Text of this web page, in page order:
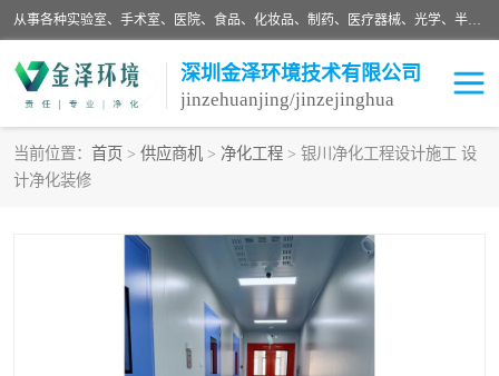
从事各种实验室、手术室、医院、食品、化妆品、制药、医疗器械、光学、半导体、精密电子等无尘车间行业的洁净车间装修设计、净化设备、恒温恒湿空调的设计制作与安装、净化系统工程项目施工及其技术支持服务。
深圳金泽环境技术有限公司
jinzehuanjing/jinzejinghua
当前位置： 首页 > 供应商机 > 净化工程 > 银川净化工程设计施工 设
计净化装修
耗材
实验室净化
GMP车间净化
医药车间净化 生命工程